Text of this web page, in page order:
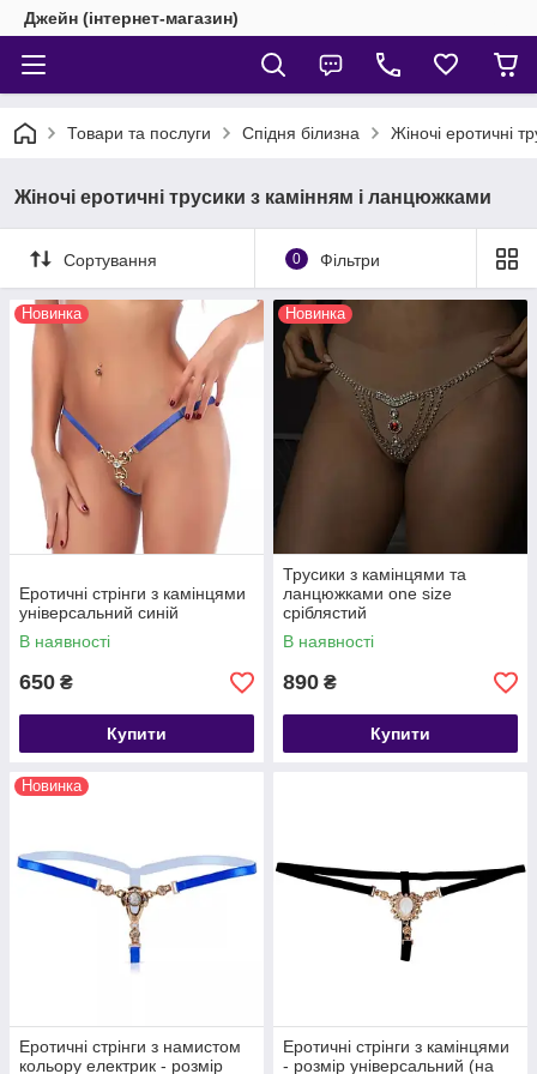
Джейн (інтернет-магазин)
Товари та послуги Спідня білизна Жіночі еротичні
Жіночі еротичні трусики з камінням і ланцюжками
Сортування 0 Фільтри
Новинка
Еротичні стрінги з камінцями
універсальний синій
В наявності
650 ₴
Купити
Новинка
Трусики з камінцями та
ланцюжками one size
сріблястий
В наявності
890 ₴
Купити
Новинка
Еротичні стрінги з намистом
кольору електрик - розмір
Еротичні стрінги з камінцями
- розмір універсальний (на